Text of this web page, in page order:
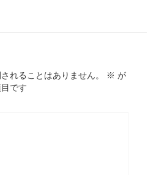
れることはありません。 ※ が
です